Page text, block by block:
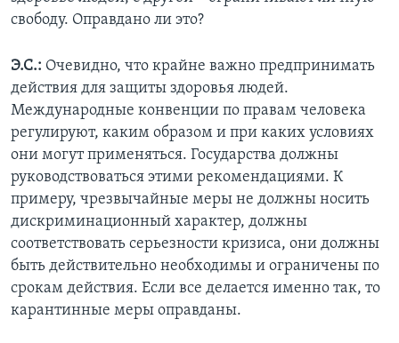
свободу. Оправдано ли это?
Э.С.: Очевидно, что крайне важно предпринимать
действия для защиты здоровья людей.
Международные конвенции по правам человека
регулируют, каким образом и при каких условиях
они могут применяться. Государства должны
руководствоваться этими рекомендациями. К
примеру, чрезвычайные меры не должны носить
дискриминационный характер, должны
соответствовать серьезности кризиса, они должны
быть действительно необходимы и ограничены по
срокам действия. Если все делается именно так, то
карантинные меры оправданы.